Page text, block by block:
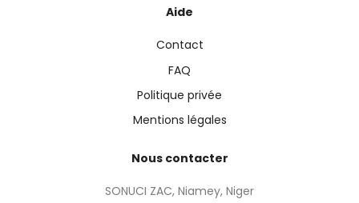
Aide
Contact
FAQ
Politique privée
Mentions légales
Nous contacter
SONUCI ZAC, Niamey, Niger